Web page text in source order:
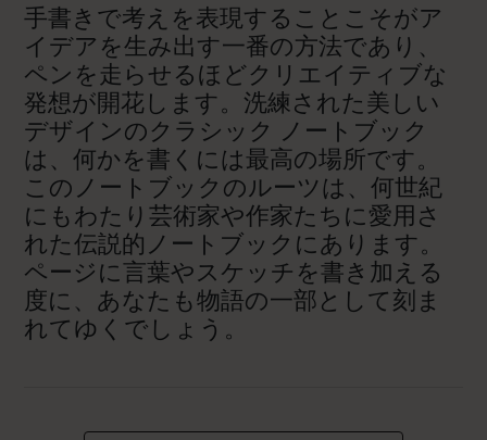
手書きで考えを表現することこそがア
イデアを生み出す一番の方法であり、
ペンを走らせるほどクリエイティブな
発想が開花します。洗練された美しい
デザインのクラシック ノートブック
は、何かを書くには最高の場所です。
このノートブックのルーツは、何世紀
にもわたり芸術家や作家たちに愛用さ
れた伝説的ノートブックにあります。
ページに言葉やスケッチを書き加える
度に、あなたも物語の一部として刻ま
れてゆくでしょう。